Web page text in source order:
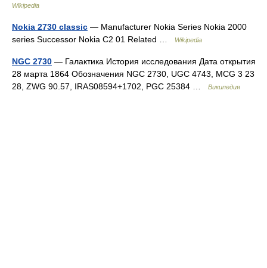
Wikipedia
Nokia 2730 classic — Manufacturer Nokia Series Nokia 2000
series Successor Nokia C2 01 Related …
Wikipedia
NGC 2730 — Галактика История исследования Дата открытия
28 марта 1864 Обозначения NGC 2730, UGC 4743, MCG 3 23
28, ZWG 90.57, IRAS08594+1702, PGC 25384 …
Википедия